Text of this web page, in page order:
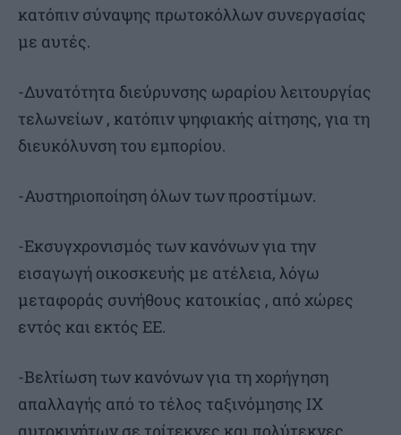
κατόπιν σύναψης πρωτοκόλλων συνεργασίας
με αυτές.
-Δυνατότητα διεύρυνσης ωραρίου λειτουργίας
τελωνείων , κατόπιν ψηφιακής αίτησης, για τη
διευκόλυνση του εμπορίου.
-Αυστηριοποίηση όλων των προστίμων.
-Εκσυγχρονισμός των κανόνων για την
εισαγωγή οικοσκευής με ατέλεια, λόγω
μεταφοράς συνήθους κατοικίας , από χώρες
εντός και εκτός ΕΕ.
-Βελτίωση των κανόνων για τη χορήγηση
απαλλαγής από το τέλος ταξινόμησης ΙΧ
αυτοκινήτων σε τρίτεκνες και πολύτεκνες